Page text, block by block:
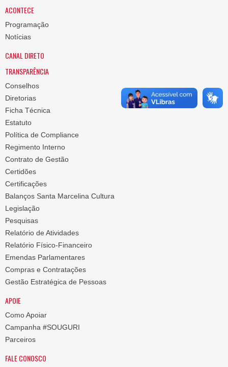
ACONTECE
Programação
Notícias
CANAL DIRETO
TRANSPARÊNCIA
Conselhos
Diretorias
Ficha Técnica
Estatuto
Política de Compliance
Regimento Interno
Contrato de Gestão
Certidões
Certificações
Balanços Santa Marcelina Cultura
Legislação
Pesquisas
Relatório de Atividades
Relatório Físico-Financeiro
Emendas Parlamentares
Compras e Contratações
Gestão Estratégica de Pessoas
APOIE
Como Apoiar
Campanha #SOUGURI
Parceiros
FALE CONOSCO